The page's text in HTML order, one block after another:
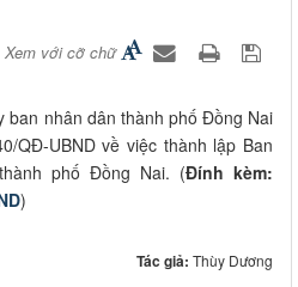
Xem với cỡ chữ
ban nhân dân thành phố Đồng Nai
QĐ-UBND về việc thành lập Ban
phố Đồng Nai. (Đính kèm:
)
Tác giả: Thùy Dương